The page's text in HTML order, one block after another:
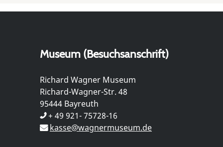
Museum (Besuchsanschrift)
Richard Wagner Museum
Richard-Wagner-Str. 48
95444 Bayreuth
+ 49 921- 75728-16
kasse@wagnermuseum.de